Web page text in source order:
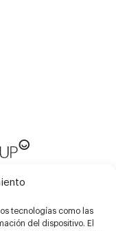
tecnologías como las
del dispositivo. El
los derechos